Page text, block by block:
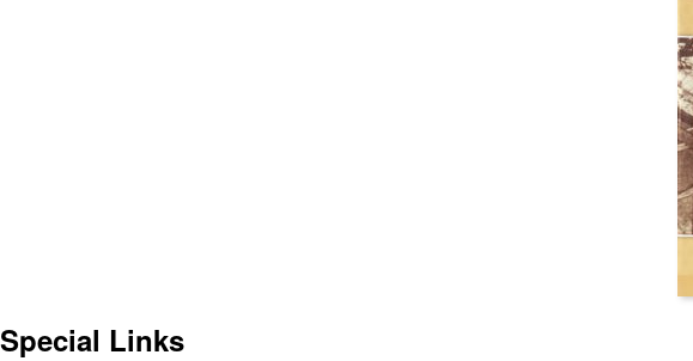
Special Links